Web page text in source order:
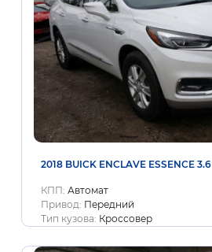
2018 BUICK ENCLAVE ESSENCE 3.6
КПП: Автомат
Привод: Передний
Тип кузова: Кроссовер